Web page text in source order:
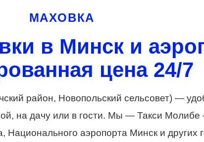
МАХОВКА
в Минск и
цена 24/7
район, Новопольский сельсовет) —
на дачу или в гости. Мы — Такси
аэропорта Минск и других